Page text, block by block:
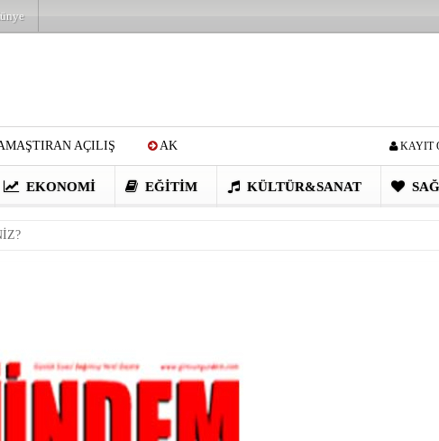
AÇILIŞ AK
CİCİ: VİDEOYU GÖRÜNCE
KAYIT
EKONOMI EĞITIM KÜLTÜR&SANAT